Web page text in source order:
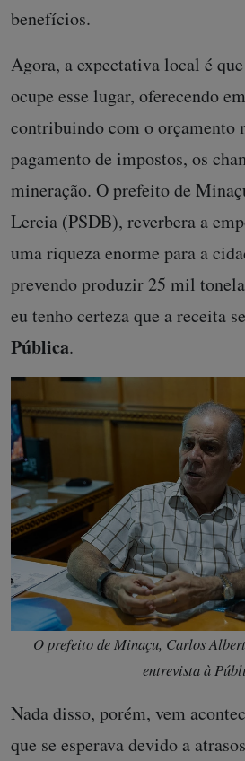
benefícios.
Agora, a expectativa local é
ocupe esse lugar, oferecendo
contribuindo com o orçamento
pagamento de impostos, os
mineração. O prefeito de
Lereia (PSDB), reverbera a
uma riqueza enorme para a
prevendo produzir 25 mil
eu tenho certeza que a receita
Pública.
O prefeito de Minaçu, Carlos
entrevista à
Nada disso, porém, vem
que se esperava devido a